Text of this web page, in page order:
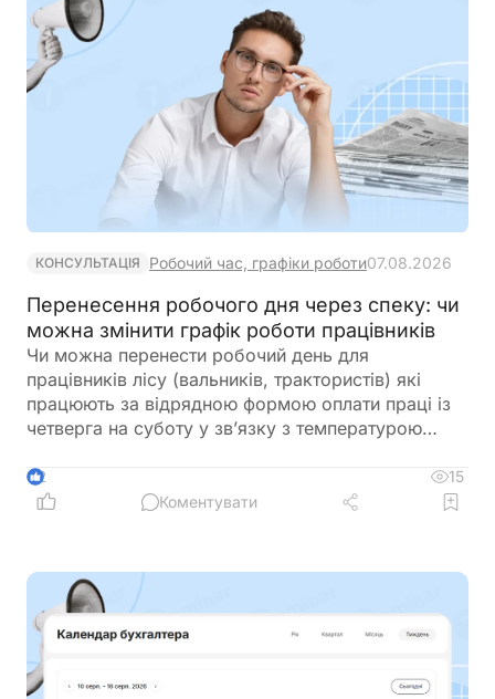
КОНСУЛЬТАЦІЯ Робочий час, графіки роботи07.08.2026
Перенесення робочого дня через спеку: чи
можна змінити графік роботи працівників
Чи можна перенести робочий день для
працівників лісу (вальників, трактористів) які
працюють за відрядною формою оплати праці із
четверга на суботу у зв’язку з температурою
2
15
Коментувати